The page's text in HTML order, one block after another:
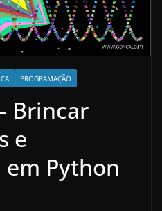
PROGRAMAÇÃO
Brincar
e
Python